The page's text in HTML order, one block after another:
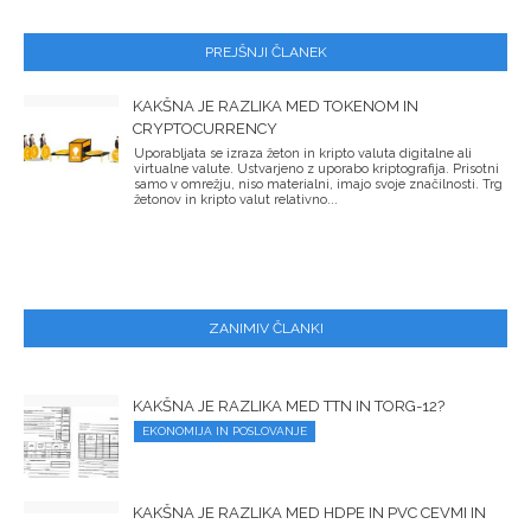
PREJŠNJI ČLANEK
KAKŠNA JE RAZLIKA MED TOKENOM IN
CRYPTOCURRENCY
Uporabljata se izraza žeton in kripto valuta digitalne ali
virtualne valute. Ustvarjeno z uporabo kriptografija. Prisotni
samo v omrežju, niso materialni, imajo svoje značilnosti. Trg
žetonov in kripto valut relativno...
ZANIMIV ČLANKI
KAKŠNA JE RAZLIKA MED TTN IN TORG-12?
EKONOMIJA IN POSLOVANJE
KAKŠNA JE RAZLIKA MED HDPE IN PVC CEVMI IN